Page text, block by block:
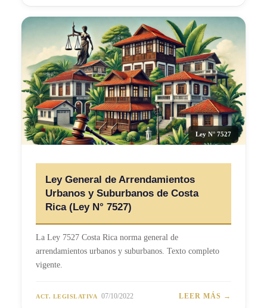
Ley N° 7527
Ley General de Arrendamientos
Urbanos y Suburbanos de Costa
Rica (Ley N° 7527)
La Ley 7527 Costa Rica norma general de
arrendamientos urbanos y suburbanos. Texto completo
vigente.
ACT. LEGISLATIVA 07/10/2022 LEER MÁS →